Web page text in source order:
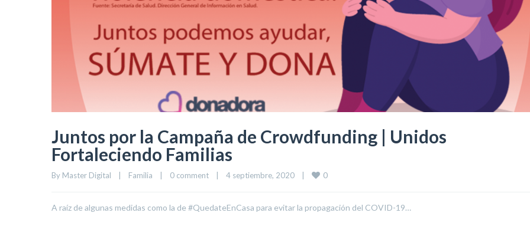
Juntos por la Campaña de Crowdfunding | Unidos
Fortaleciendo Familias
By Master Digital Familia 0 comment 4 septiembre, 2020 0
A raíz de algunas medidas como la de #QuedateEnCasa para evitar la propagación del COVID-19…